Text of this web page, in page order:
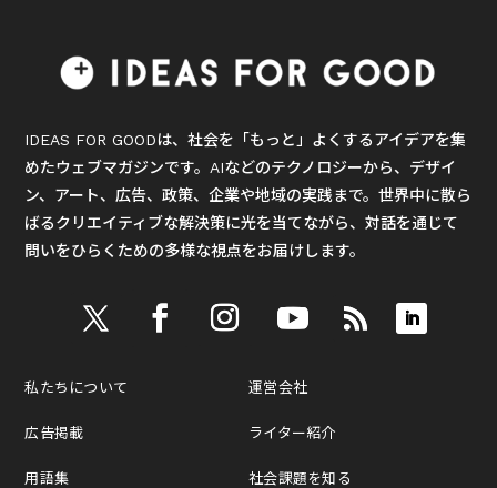
IDEAS FOR GOODは、社会を「もっと」よくするアイデアを集
めたウェブマガジンです。AIなどのテクノロジーから、デザイ
ン、アート、広告、政策、企業や地域の実践まで。世界中に散ら
ばるクリエイティブな解決策に光を当てながら、対話を通じて
問いをひらくための多様な視点をお届けします。
私たちについて
広告掲載
用語集
運営会社
ライター紹介
社会課題を知る